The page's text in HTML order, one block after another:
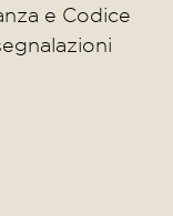
e Codice